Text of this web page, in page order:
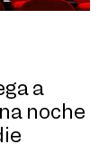
a
noche